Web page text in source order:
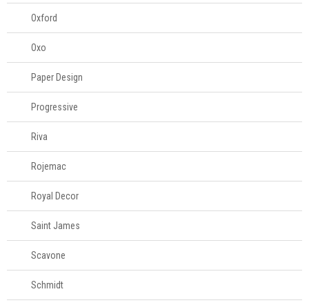
Oxford
Oxo
Paper Design
Progressive
Riva
Rojemac
Royal Decor
Saint James
Scavone
Schmidt